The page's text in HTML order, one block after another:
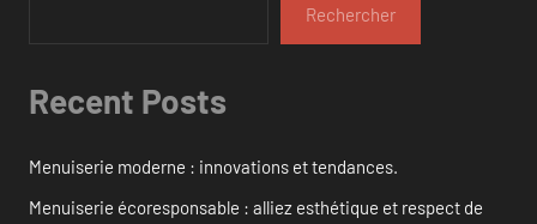
Rechercher
Recent Posts
Menuiserie moderne : innovations et tendances.
Menuiserie écoresponsable : alliez esthétique et respect de